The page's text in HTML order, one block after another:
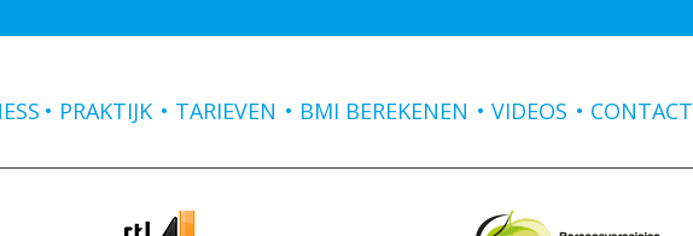
PRAKTIJK TARIEVEN BMI BEREKENEN VIDEOS CONTACT